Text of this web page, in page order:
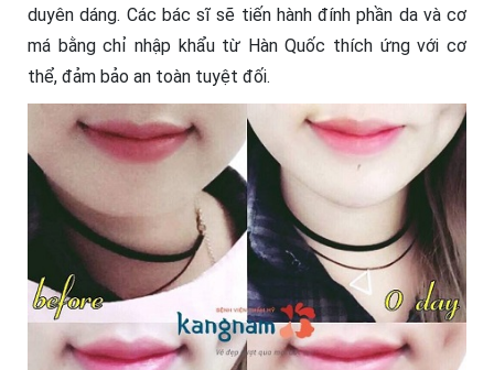
duyên dáng. Các bác sĩ sẽ tiến hành đính phần da và cơ
má bằng chỉ nhập khẩu từ Hàn Quốc thích ứng với cơ
thể, đảm bảo an toàn tuyệt đối.